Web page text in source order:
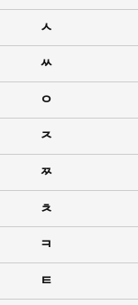
ㅅ
ㅆ
ㅇ
ㅈ
ㅉ
ㅊ
ㅋ
ㅌ